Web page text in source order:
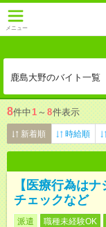
メニュー
鹿島大野のバイト一覧
8件中1 ～ 8件表示
新着順 時給順
【医療行為は
チェックなど
派遣 職種未経験OK